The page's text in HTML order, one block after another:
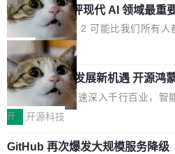
功率段机身尺寸十分紧凑的1600W电
巧机身有效提升市面主流标准A...
业化营销服务的需求从未如此迫切。
的同时,服务商的竞争逻辑正在改变。
Agency年度合辑的观察指出,“产品”这
者最近的载体,在整个品牌营销层面的
高了。全域营销服务商的竞争正在从
度,案例厚度、全域覆盖、多线协同...
n 这条推文引发了广泛讨论。他不是
话，他是说出了一个圈内人尽皆知但
破的事实。 Jordan 随后补充了一句
「我不认为这些会议上大部分论文都
或造假。问题是，作为读者，如果你
看起来最令人兴奋的论文，那它们大
度宣传的。」 这才是真正的痛点。不
都有问题，是最吸引眼球的那批论文
他引用的帖子来自 Mathew Shen，一
xAI 前工程师评现代 AI 领域最重
3 开源项目
Flash Attention 2 可能比我们所有人
这句话不是来自某个技术博客，而是
Pham 的一条推文。Hieu Pham 是谁
的早期工程师之一，在 Grok 训练基
工作过。近日他在 X 上发了一条帖子
认为现代 AI 领域最重要的三个开源项
理由很具体。FA 系列不需要解释，但
局
共商智能硬件发展新机遇 开源鸿
硬件开发者日杭州站即将举行
随着万物智联加速深入千行百业，智
单点设备迈向智能化、网联化、协同
鸿蒙通过统一技术底座和分布式能力
开 开源科技
GitHub 再次爆发大规模服务降级